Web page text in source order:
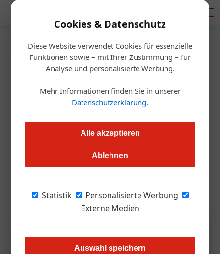
Cookies & Datenschutz
Diese Website verwendet Cookies für essenzielle
Funktionen sowie – mit Ihrer Zustimmung – für
Analyse und personalisierte Werbung.
Mehr Informationen finden Sie in unserer
Datenschutzerklärung.
Alle akzeptieren
Ablehnen
Statistik
Personalisierte Werbung
Externe Medien
Auswahl speichern
Startseite/Hotellerie
Karriere
Neuer Delegierter für Relais &
Châteaux
Mit Florian Moosbrugger tritt ein profilierter Hotelier an die
Delegation.